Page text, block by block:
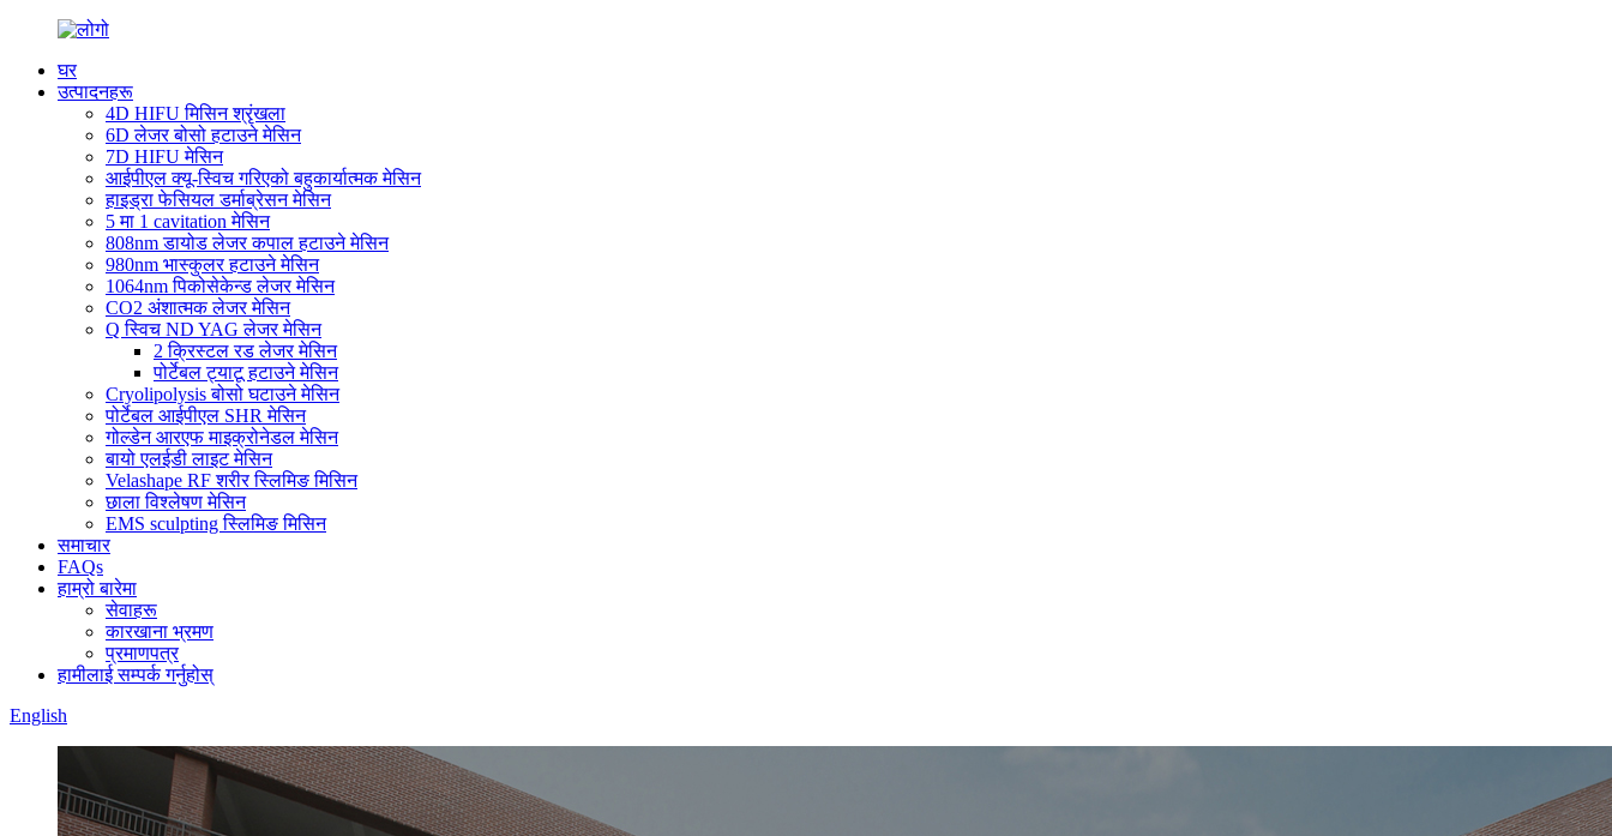
घर
उत्पादनहरू
4D HIFU मिसिन श्रृंखला
6D लेजर बोसो हटाउने मेसिन
7D HIFU मेसिन
आईपीएल क्यू-स्विच गरिएको बहुकार्यात्मक मेसिन
हाइड्रा फेसियल डर्माब्रेसन मेसिन
5 मा 1 cavitation मेसिन
808nm डायोड लेजर कपाल हटाउने मेसिन
980nm भास्कुलर हटाउने मेसिन
1064nm पिकोसेकेन्ड लेजर मेसिन
CO2 अंशात्मक लेजर मेसिन
Q स्विच ND YAG लेजर मेसिन
2 क्रिस्टल रड लेजर मेसिन
पोर्टेबल ट्याटू हटाउने मेसिन
Cryolipolysis बोसो घटाउने मेसिन
पोर्टेबल आईपीएल SHR मेसिन
गोल्डेन आरएफ माइक्रोनेडल मेसिन
बायो एलईडी लाइट मेसिन
Velashape RF शरीर स्लिमिङ मिसिन
छाला विश्लेषण मेसिन
EMS sculpting स्लिमिङ मिसिन
समाचार
FAQs
हाम्रो बारेमा
सेवाहरू
कारखाना भ्रमण
प्रमाणपत्र
हामीलाई सम्पर्क गर्नुहोस्
English